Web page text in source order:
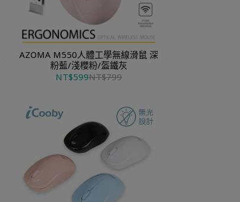
AZOMA M550人體工學無線滑鼠 深
粉藍/淺櫻粉/盔鐵灰
NT$599NT$799